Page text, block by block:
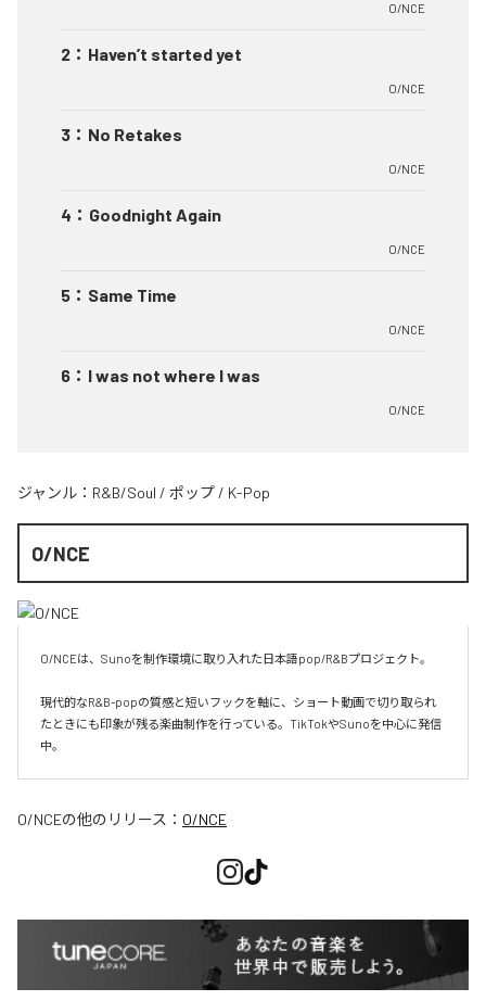
O/NCE
2 ： Haven’t started yet
O/NCE
3 ： No Retakes
O/NCE
4 ： Goodnight Again
O/NCE
5 ： Same Time
O/NCE
6 ： I was not where I was
O/NCE
ジャンル： R&B/Soul / ポップ / K-Pop
O/NCE
O/NCEは、Sunoを制作環境に取り入れた日本語pop/R&Bプロジェクト。
現代的なR&B-popの質感と短いフックを軸に、ショート動画で切り取られ
たときにも印象が残る楽曲制作を行っている。TikTokやSunoを中心に発信
O/NCEの他のリリース： O/NCE